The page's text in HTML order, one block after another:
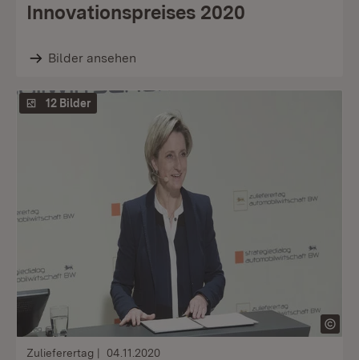
Innovationspreises 2020
Bilder ansehen
12 Bilder
Zulieferertag 04.11.2020